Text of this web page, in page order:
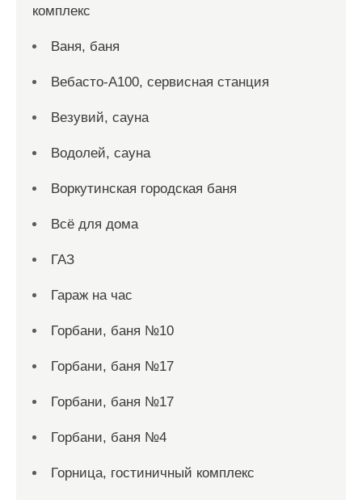
комплекс
Ваня, баня
Вебасто-А100, сервисная станция
Везувий, сауна
Водолей, сауна
Воркутинская городская баня
Всё для дома
ГАЗ
Гараж на час
Горбани, баня №10
Горбани, баня №17
Горбани, баня №17
Горбани, баня №4
Горница, гостиничный комплекс